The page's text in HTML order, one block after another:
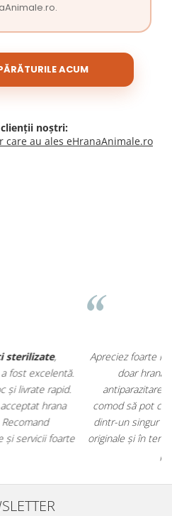
ACUM
clienții noștri:
care au ales eHranaAnimale.ro
Stancea
peehranaanimale.rogăsesc nu
dinfarmacia veterinară:
soluții de îngrijire. Este foarte
am nevoie pentru animalul meu
fost rapidă, iar produsele au fost
serios, bine organizat și foarte util
de animale.